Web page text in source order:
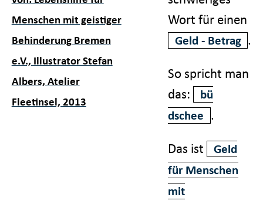
Menschen mit geistiger
Behinderung Bremen
e.V., Illustrator Stefan
Albers, Atelier
Fleetinsel, 2013
Wort für einen
Geld - Betrag .
So spricht man
das:
bü
dschee .
Das ist
Geld
für Menschen
mit